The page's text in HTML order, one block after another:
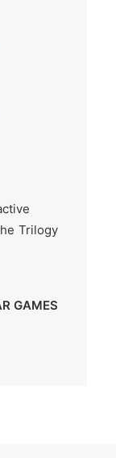
Trilogy
GAMES